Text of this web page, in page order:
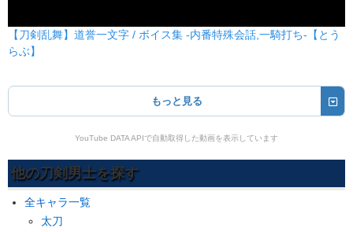
【刀剣乱舞】道誉一文字 / ボイス集 -内番特殊会話,一騎打ち-【とう
らぶ】
もっと見る
YouTube DATA APIで自動取得した動画を表示しています
他の刀剣男士を探す
全キャラ一覧
太刀